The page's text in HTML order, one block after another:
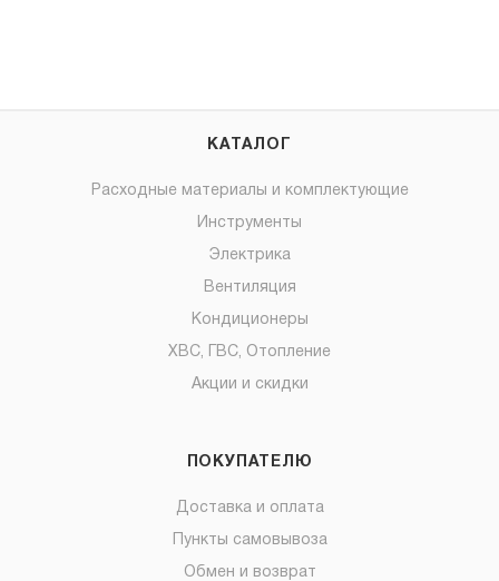
КАТАЛОГ
Расходные материалы и комплектующие
Инструменты
Электрика
Вентиляция
Кондиционеры
ХВС, ГВС, Отопление
Акции и скидки
ПОКУПАТЕЛЮ
Доставка и оплата
Пункты самовывоза
Обмен и возврат